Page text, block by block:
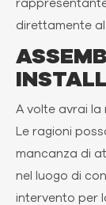
direttamente
A volte avrai la
Le ragioni
mancanza di
nel luogo di
intervento per